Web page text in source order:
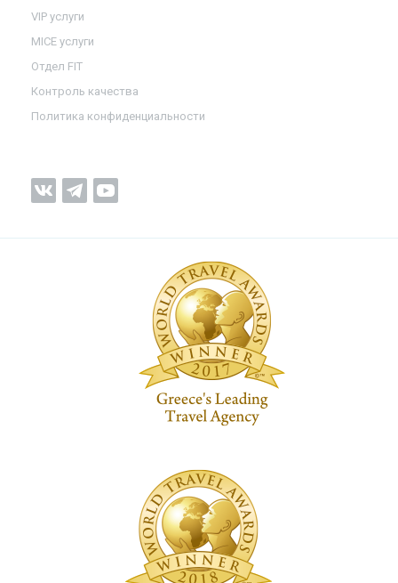
VIP услуги
MICE услуги
Отдел FIT
Контроль качества
Политика конфиденциальности